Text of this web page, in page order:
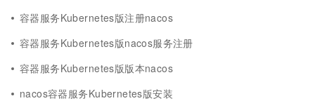
容器服务Kubernetes版注册nacos
容器服务Kubernetes版nacos服务注册
容器服务Kubernetes版版本nacos
nacos容器服务Kubernetes版安装